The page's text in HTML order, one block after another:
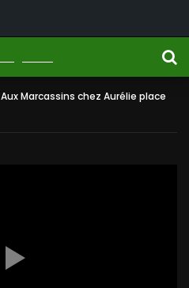
Aux Marcassins chez Aurélie place